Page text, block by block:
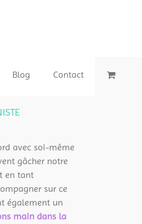
Blog Contact
avec soi-même
gâcher notre
en tant
sur ce
également un
main dans la